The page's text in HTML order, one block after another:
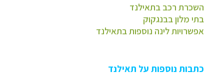
השכרת רכב בתאילנד
בתי מלון בבנגקוק
אפשרויות לינה נוספות בתאילנד
כתבות נוספות על תאילנד